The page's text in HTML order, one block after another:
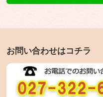
お問い合わせはコチラ